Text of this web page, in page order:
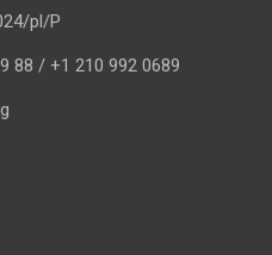
pl/P
88 / +1 210 992 0689